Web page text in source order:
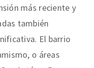
más reciente y
también
El barrio
o áreas